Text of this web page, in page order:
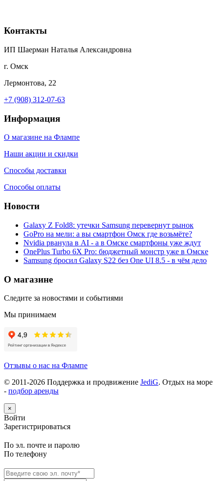
Контакты
ИП Шаерман Наталья Александровна
г. Омск
Лермонтова, 22
+7 (908) 312-07-63
Информация
О магазине на Флампе
Наши акции и скидки
Способы доставки
Способы оплаты
Новости
Galaxy Z Fold8: утечки Samsung перевернут рынок
GoPro на мели: а вы смартфон Омск где возьмёте?
Nvidia рванула в AI - а в Омске смартфоны уже ждут
OnePlus Turbo 6X Pro: бюджетный монстр уже в Омске
Samsung бросил Galaxy S22 без One UI 8.5 - в чём дело
О магазине
Следите за новостями и событиями
Мы принимаем
Отзывы о нас на Флампе
© 2011-2026 Поддержка и продвижение JediG. Отдых на море
- подбор аренды
×
Войти
Зарегистрироваться
По эл. почте и паролю
По телефону